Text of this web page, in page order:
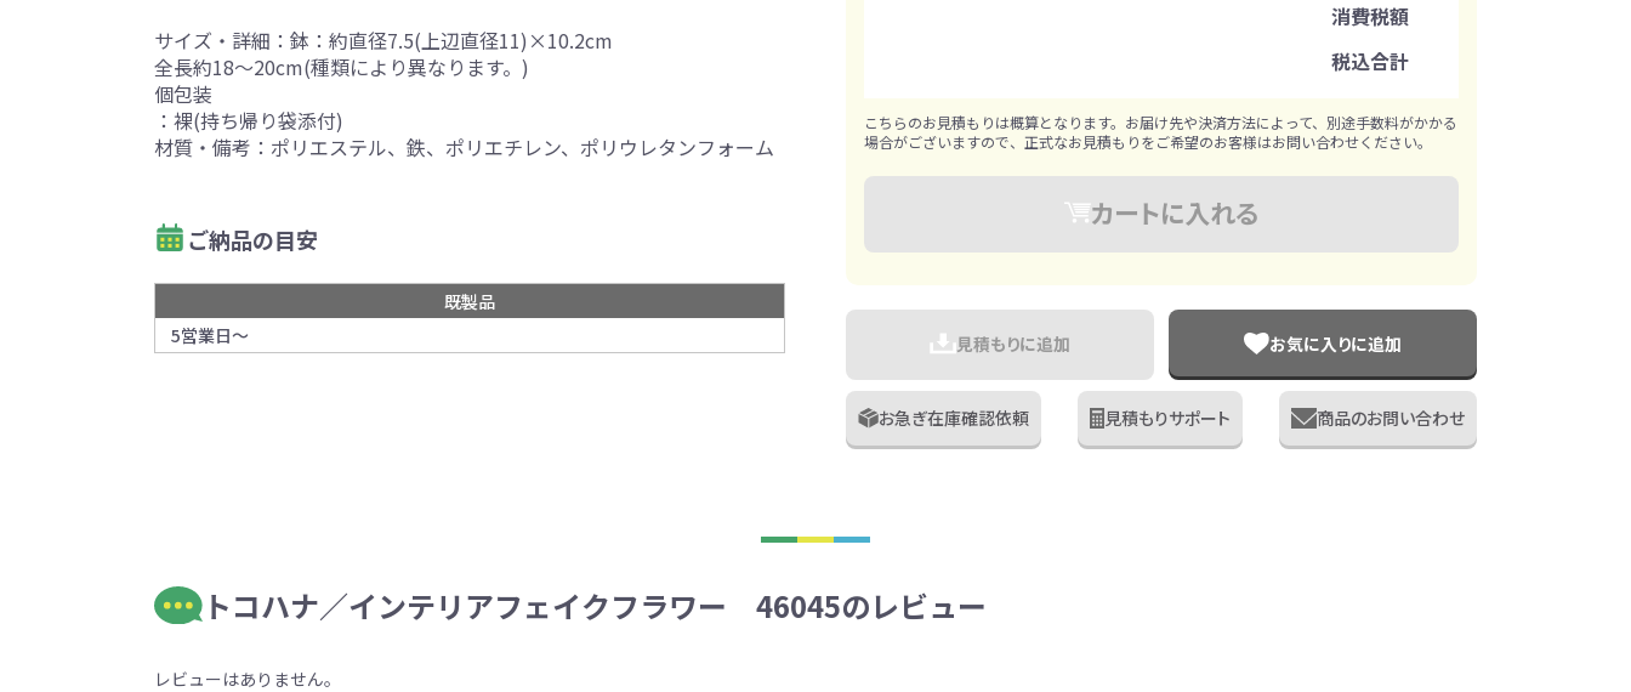
スマホに役立つノベルティグッ
ズ
防犯・防災対策ノベルティ
サイズ・詳細：鉢：約直径7.5(上辺直径11)×10.2cm
全長約18～20cm(種類により異なります。)
個包装
：裸(持ち帰り袋添付)
材質・備考：ポリエステル、鉄、ポリエチレン、ポリウレタンフォーム
ご納品の目安
既製品
5営業日～
消費税額
税込合計
こちらのお見積もりは概算となります。お届け先や決済方法によって、別途手数料がかかる
場合がございますので、正式なお見積もりをご希望のお客様はお問い合わせください。
カートに入れる
見積もりに追加 お気に入りに追加
お急ぎ在庫確認依頼 見積もりサポート 商品のお問い合わせ
トコハナ／インテリアフェイクフラワー 46045のレビュー
レビューはありません。